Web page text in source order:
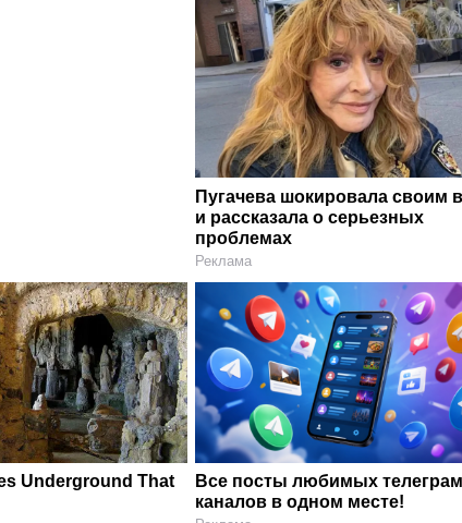
Пугачева шокировала своим
и рассказала о серьезных
проблемах
Реклама
Underground That
Все посты любимых
каналов в одном месте!